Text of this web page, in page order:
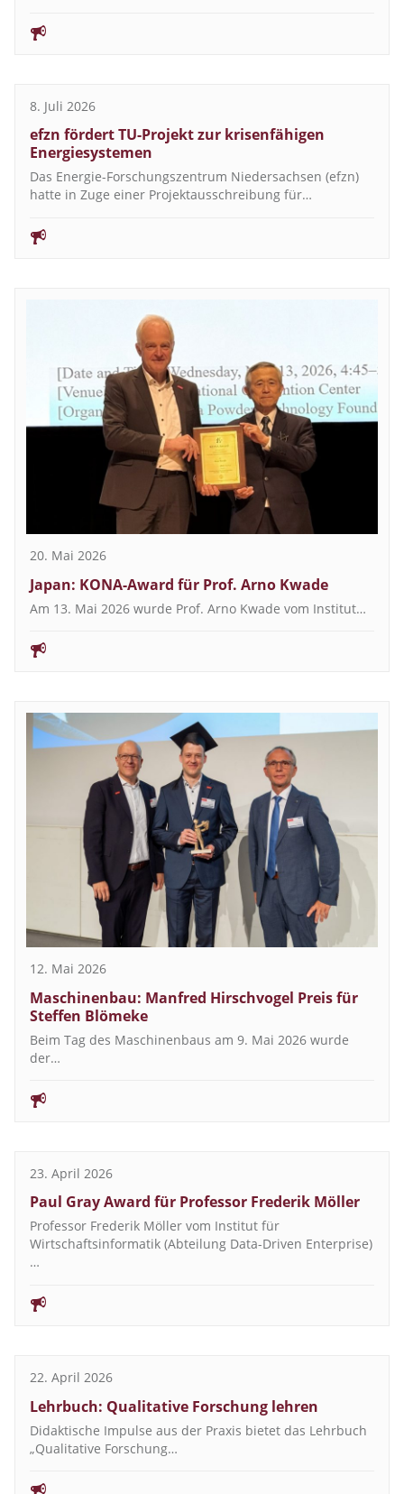
8. Juli 2026
efzn fördert TU-Projekt zur krisenfähigen
Energiesystemen
Das Energie-Forschungszentrum Niedersachsen (efzn)
hatte in Zuge einer Projektausschreibung für…
20. Mai 2026
Japan: KONA-Award für Prof. Arno Kwade
Am 13. Mai 2026 wurde Prof. Arno Kwade vom Institut…
12. Mai 2026
Maschinenbau: Manfred Hirschvogel Preis für
Steffen Blömeke
Beim Tag des Maschinenbaus am 9. Mai 2026 wurde
der…
23. April 2026
Paul Gray Award für Professor Frederik Möller
Professor Frederik Möller vom Institut für
Wirtschaftsinformatik (Abteilung Data-Driven Enterprise)
…
22. April 2026
Lehrbuch: Qualitative Forschung lehren
Didaktische Impulse aus der Praxis bietet das Lehrbuch
„Qualitative Forschung…